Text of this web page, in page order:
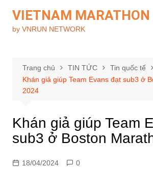
phần
VIETNAM MARATHON
by VNRUN NETWORK
Trang chủ TIN TỨC
Tin quốc tế
Khán giả giúp Team Evans đạt sub3 ở
2024
Khán giả giúp Team
sub3 ở Boston
18/04/2024 0